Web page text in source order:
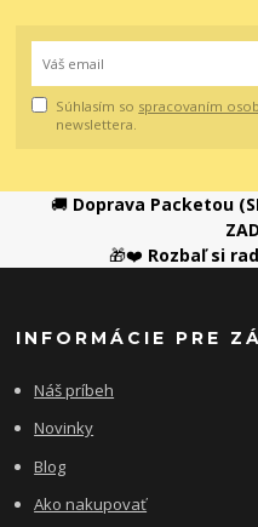
Súhlasím so spracovaním
newslettera.
🚚 Doprava Packetou
🎁❤️ Rozbaľ si
INFORMÁCIE PRE
Náš príbeh
Novinky
Blog
Ako nakupovať